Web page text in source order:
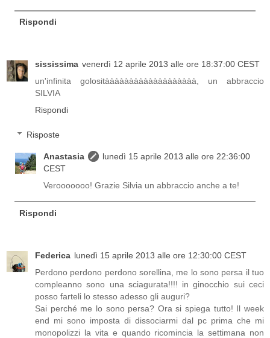
Rispondi
sississima venerdì 12 aprile 2013 alle ore 18:37:00 CEST
un'infinita golositààààààààààààààààààà, un abbraccio
SILVIA
Rispondi
Risposte
Anastasia
lunedì 15 aprile 2013 alle ore 22:36:00
CEST
Verooooooo! Grazie Silvia un abbraccio anche a te!
Rispondi
Federica lunedì 15 aprile 2013 alle ore 12:30:00 CEST
Perdono perdono perdono sorellina, me lo sono persa il tuo
compleanno sono una sciagurata!!!! in ginocchio sui ceci
posso farteli lo stesso adesso gli auguri?
Sai perché me lo sono persa? Ora si spiega tutto! Il week
end mi sono imposta di dissociarmi dal pc prima che mi
monopolizzi la vita e quando ricomincia la settimana non